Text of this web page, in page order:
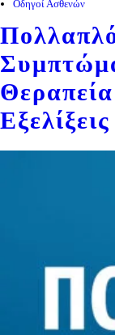
Οδηγοί Ασθενών
Εξελίξεις